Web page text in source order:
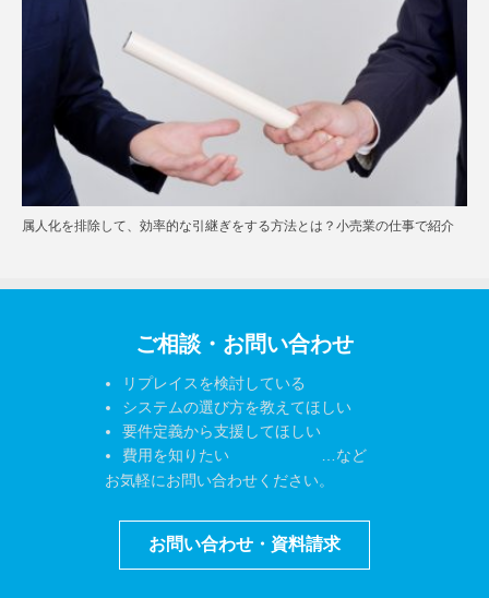
属人化を排除して、効率的な引継ぎをする方法とは？小売業の仕事で紹介
ご相談・お問い合わせ
リプレイスを検討している
システムの選び方を教えてほしい
要件定義から支援してほしい
費用を知りたい …など
お気軽にお問い合わせください。
お問い合わせ・資料請求